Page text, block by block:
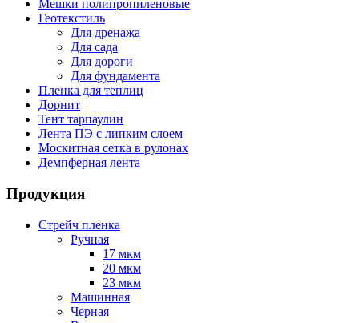
Мешки полипропиленовые
Геотекстиль
Для дренажа
Для сада
Для дороги
Для фундамента
Пленка для теплиц
Дорнит
Тент тарпаулин
Лента ПЭ с липким слоем
Москитная сетка в рулонах
Демпферная лента
Продукция
Стрейч пленка
Ручная
17 мкм
20 мкм
23 мкм
Машинная
Черная